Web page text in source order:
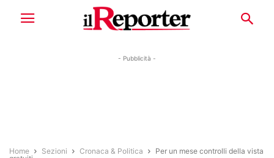
- Pubblicità -
Home Sezioni Cronaca & Politica
Per un mese controlli della vista